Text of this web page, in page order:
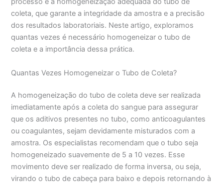
coleta, que garante a integridade da amostra e a precisão
dos resultados laboratoriais. Neste artigo, exploramos
quantas vezes é necessário homogeneizar o tubo de
coleta e a importância dessa prática.
Quantas Vezes Homogeneizar o Tubo de Coleta?
A homogeneização do tubo de coleta deve ser realizada
imediatamente após a coleta do sangue para assegurar
que os aditivos presentes no tubo, como anticoagulantes
ou coagulantes, sejam devidamente misturados com a
amostra. Os especialistas recomendam que o tubo seja
homogeneizado suavemente de 5 a 10 vezes. Esse
movimento deve ser realizado de forma inversa, ou seja,
virando o tubo de cabeça para baixo e depois retornando à